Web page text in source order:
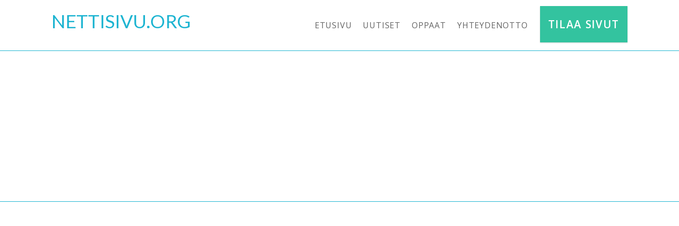
NETTISIVU.ORG ETUSIVU UUTISET OPPAAT YHTEYDENOTTO TILAA SIVUT